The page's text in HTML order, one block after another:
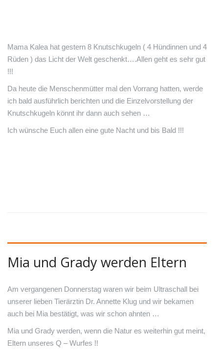
Mama Kalea hat gestern 8 Knutschkugeln ( 4 Hündinnen und 4
Rüden ) das Licht der Welt geschenkt….Allen geht es sehr gut
!!!
Da heute die Menschenmütter mal den Vorrang hatten, werde
ich bald ausführlich berichten und die Einzelvorstellung der
Knutschkugeln könnt ihr dann auch sehen …
Ich wünsche Euch allen eine gute Nacht und bis Bald !!!
Mia und Grady werden Eltern
Am vergangenen Donnerstag waren wir beim Ultraschall bei
unserer lieben Tierärztin Dr. Annette Klug und wir bekamen
auch bei Mia bestätigt, was wir schon ahnten …
Mia und Grady werden, wenn die Natur es weiterhin gut meint,
Eltern unseres Q – Wurfes !!